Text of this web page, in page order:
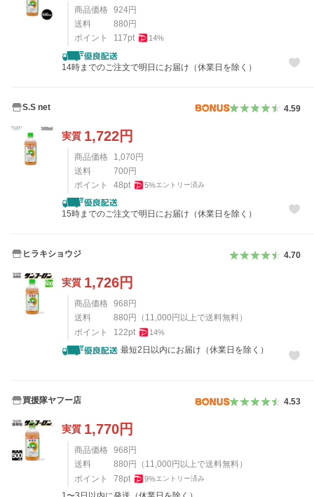
商品価格 924円
送料
880 円
ポイント
117pt 14%
14時までのご注文で明日にお届け（休業日を除く）
S.S net 4.59
実質 1,722円
商品価格 1,070円
送料
700円
ポイント
48pt 5%エントリー済み
15時までのご注文で明日にお届け（休業日を除く）
ヒラキショウジ 4.70
実質 1,726円
商品価格 968 円
送料
880 円 （ 11,000 円以上で送料無料）
ポイント
122pt 14%
最短2日以内にお届け（休業日を除く）
買援隊ヤフー店 4.53
実質 1,770円
商品価格 968 円
送料
880 円 （ 11,000 円以上で送料無料）
ポイント
78pt 9%エントリー済み